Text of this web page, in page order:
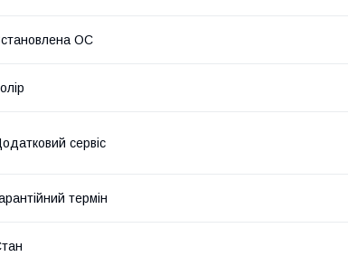
ОС
сервіс
термін